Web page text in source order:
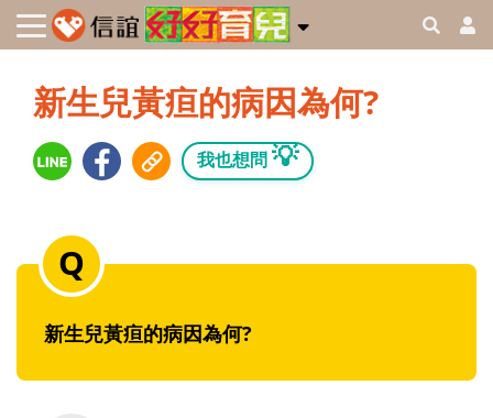
新生兒黃疸的病因為何?
我也想問 💡
新生兒黃疸的病因為何?